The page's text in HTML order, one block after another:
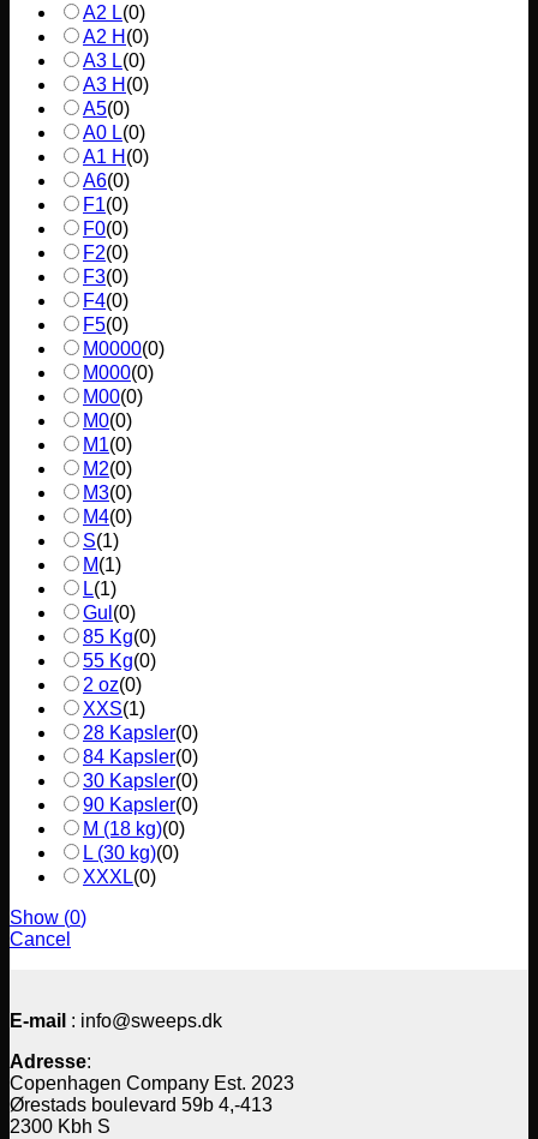
A2 L(0)
A2 H (0)
A3 L(0)
A3 H (0)
A5(0)
A0 L(0)
A1 H (0)
A6(0)
F1(0)
F0(0)
F2(0)
F3(0)
F4(0)
F5(0)
M0000(0)
M000(0)
M00(0)
M0(0)
M1(0)
M2(0)
M3(0)
M4(0)
S(1)
M(1)
L(1)
Gul (0)
85 Kg(0)
55 Kg(0)
2 oz(0)
XXS(1)
28 Kapsler(0)
84 Kapsler(0)
30 Kapsler(0)
90 Kapsler(0)
M (18 kg)(0)
L (30 kg)(0)
XXXL(0)
Show (0)
Cancel
E-mail : info@sweeps.dk
Adresse:
Copenhagen Company Est. 2023
Ørestads boulevard 59b 4,-413
2300 Kbh S